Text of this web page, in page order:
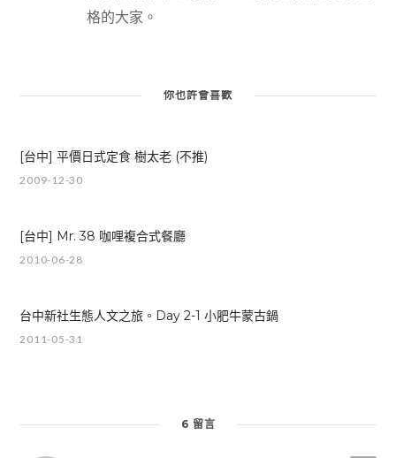
格的大家。
你也許會喜歡
[台中] 平價日式定食 樹太老 (不推)
2009-12-30
[台中] Mr. 38 咖哩複合式餐廳
2010-06-28
台中新社生態人文之旅。Day 2-1 小肥牛蒙古鍋
2011-05-31
6 留言